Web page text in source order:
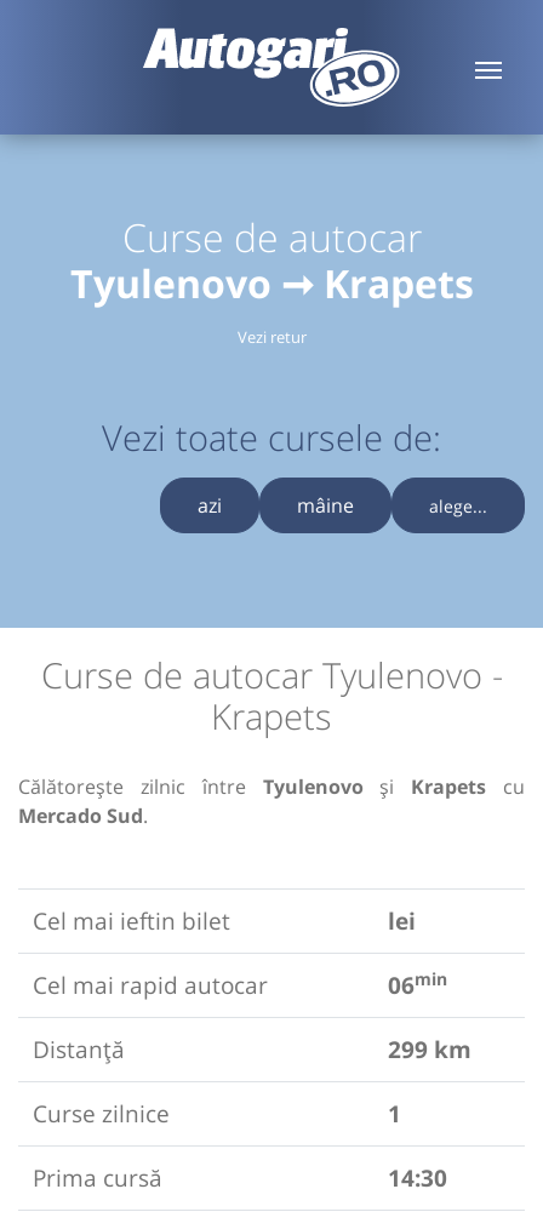
Curse de autocar
Tyulenovo ➞ Krapets
Vezi retur
Vezi toate cursele de:
azi mâine alege...
Curse de autocar Tyulenovo -
Krapets
Călătorește zilnic între Tyulenovo și Krapets cu
Mercado Sud.
Cel mai ieftin bilet
lei
Cel mai rapid autocar
06min
Distanță
299 km
Curse zilnice
1
Prima cursă
14:30